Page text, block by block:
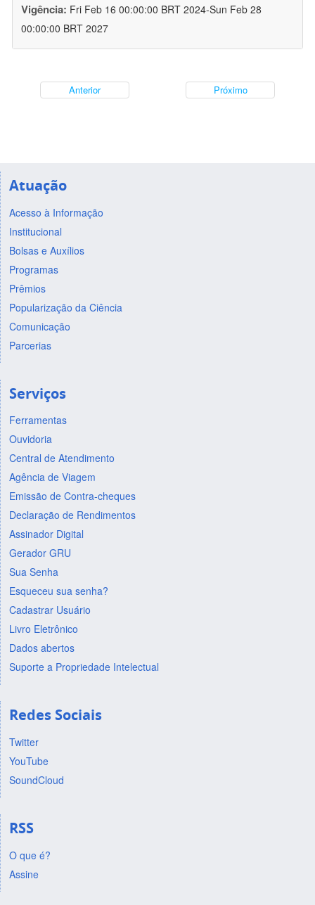
Vigência: Fri Feb 16 00:00:00 BRT 2024-Sun Feb 28
00:00:00 BRT 2027
Anterior Próximo
Atuação
Acesso à Informação
Institucional
Bolsas e Auxílios
Programas
Prêmios
Popularização da Ciência
Comunicação
Parcerias
Serviços
Ferramentas
Ouvidoria
Central de Atendimento
Agência de Viagem
Emissão de Contra-cheques
Declaração de Rendimentos
Assinador Digital
Gerador GRU
Sua Senha
Esqueceu sua senha?
Cadastrar Usuário
Livro Eletrônico
Dados abertos
Suporte a Propriedade Intelectual
Redes Sociais
Twitter
YouTube
SoundCloud
RSS
O que é?
Assine